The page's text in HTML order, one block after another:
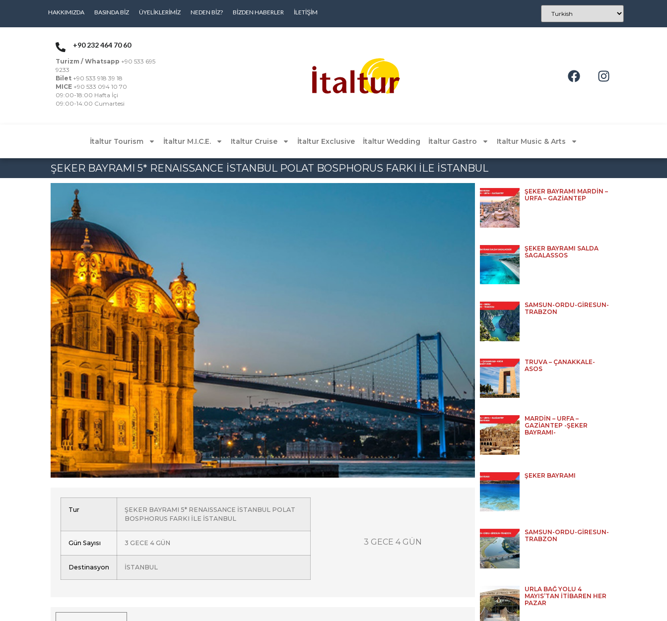
HAKKIMIZDA BASINDA BIZ ÜYELIKLERIMIZ NEDEN BIZ? BIZDEN HABERLER İLETIŞIM
+90 232 464 70 60
Turizm / Whatsapp +90 533 695
9233
Bilet +90 533 918 39 18
MICE +90 533 094 10 70
09:00-18:00 Hafta İçi
09:00-14:00 Cumartesi
İtaltur Tourism İtaltur M.I.C.E. Italtur Cruise İtaltur Exclusive İtaltur Wedding İtaltur Gastro Italtur Music & Arts
ŞEKER BAYRAMI 5* RENAISSANCE İSTANBUL POLAT BOSPHORUS FARKI İLE İSTANBUL
Tur
ŞEKER BAYRAMI 5* RENAISSANCE İSTANBUL POLAT
BOSPHORUS FARKI İLE İSTANBUL
Gün Sayısı 3 GECE 4 GÜN
Destinasyon İSTANBUL
3 GECE 4 GÜN
ŞEKER BAYRAMI MARDİN –
URFA – GAZİANTEP
ŞEKER BAYRAMI SALDA
SAGALASSOS
SAMSUN-ORDU-GİRESUN-
TRABZON
TRUVA – ÇANAKKALE-
ASOS
MARDİN – URFA –
GAZİANTEP -ŞEKER
BAYRAMI-
ŞEKER BAYRAMI
SAMSUN-ORDU-GİRESUN-
TRABZON
URLA BAĞ YOLU 4
MAYIS’TAN İTİBAREN HER
PAZAR